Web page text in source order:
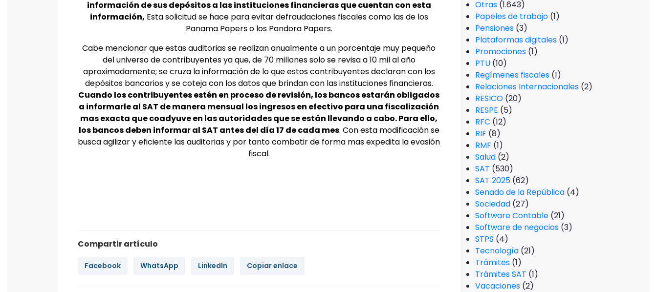
información de sus depósitos a las instituciones financieras que cuentan con esta
información, Esta solicitud se hace para evitar defraudaciones fiscales como las de los
Panama Papers o los Pandora Papers.
Cabe mencionar que estas auditorias se realizan anualmente a un porcentaje muy pequeño
del universo de contribuyentes ya que, de 70 millones solo se revisa a 10 mil al año
aproximadamente; se cruza la información de lo que estos contribuyentes declaran con los
depósitos bancarios y se coteja con los datos que brindan con las instituciones financieras.
Cuando los contribuyentes estén en proceso de revisión, los bancos estarán obligados
a informarle al SAT de manera mensual los ingresos en efectivo para una fiscalización
mas exacta que coadyuve en las autoridades que se están llevando a cabo. Para ello,
los bancos deben informar al SAT antes del día 17 de cada mes. Con esta modificación se
busca agilizar y eficiente las auditorias y por tanto combatir de forma mas expedita la evasión
fiscal.
Compartir artículo
Facebook WhatsApp LinkedIn Copiar enlace
Otras (1.643)
Papeles de trabajo (1)
Pensiones (3)
Plataformas digitales (1)
Promociones (1)
PTU (10)
Regímenes fiscales (1)
Relaciones Internacionales (2)
RESICO (20)
RESPE (5)
RFC (12)
RIF (8)
RMF (1)
Salud (2)
SAT (530)
SAT 2025 (62)
Senado de la República (4)
Sociedad (27)
Software Contable (21)
Software de negocios (3)
STPS (4)
Tecnología (21)
Trámites (1)
Trámites SAT (1)
Vacaciones (2)